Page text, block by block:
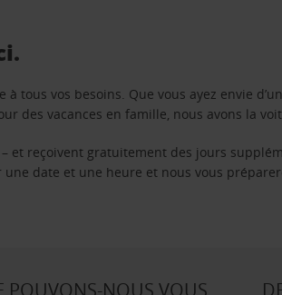
tous vos besoins. Que vous ayez envie
des vacances en famille, nous avons la
et reçoivent gratuitement des jours
date et une heure et nous vous
POUVONS-NOUS VOUS